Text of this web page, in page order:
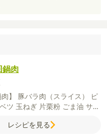
鍋肉
】 豚バラ肉（スライス）
ピ
ツ 玉ねぎ 片栗粉 ごま油 サラ
らスープの素にんにく（すりお
レシピを見る